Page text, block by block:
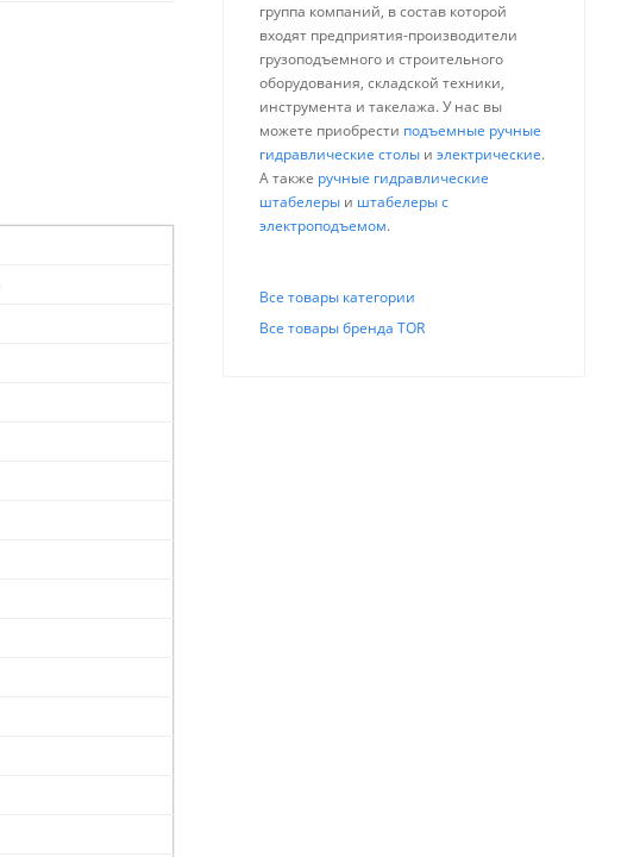
группа компаний, в состав которой
входят предприятия-производители
грузоподъемного и строительного
оборудования, складской техники,
инструмента и такелажа. У нас вы
можете приобрести подъемные ручные
гидравлические столы и электрические.
А также ручные гидравлические
штабелеры и штабелеры с
электроподъемом.
Все товары категории
Все товары бренда TOR